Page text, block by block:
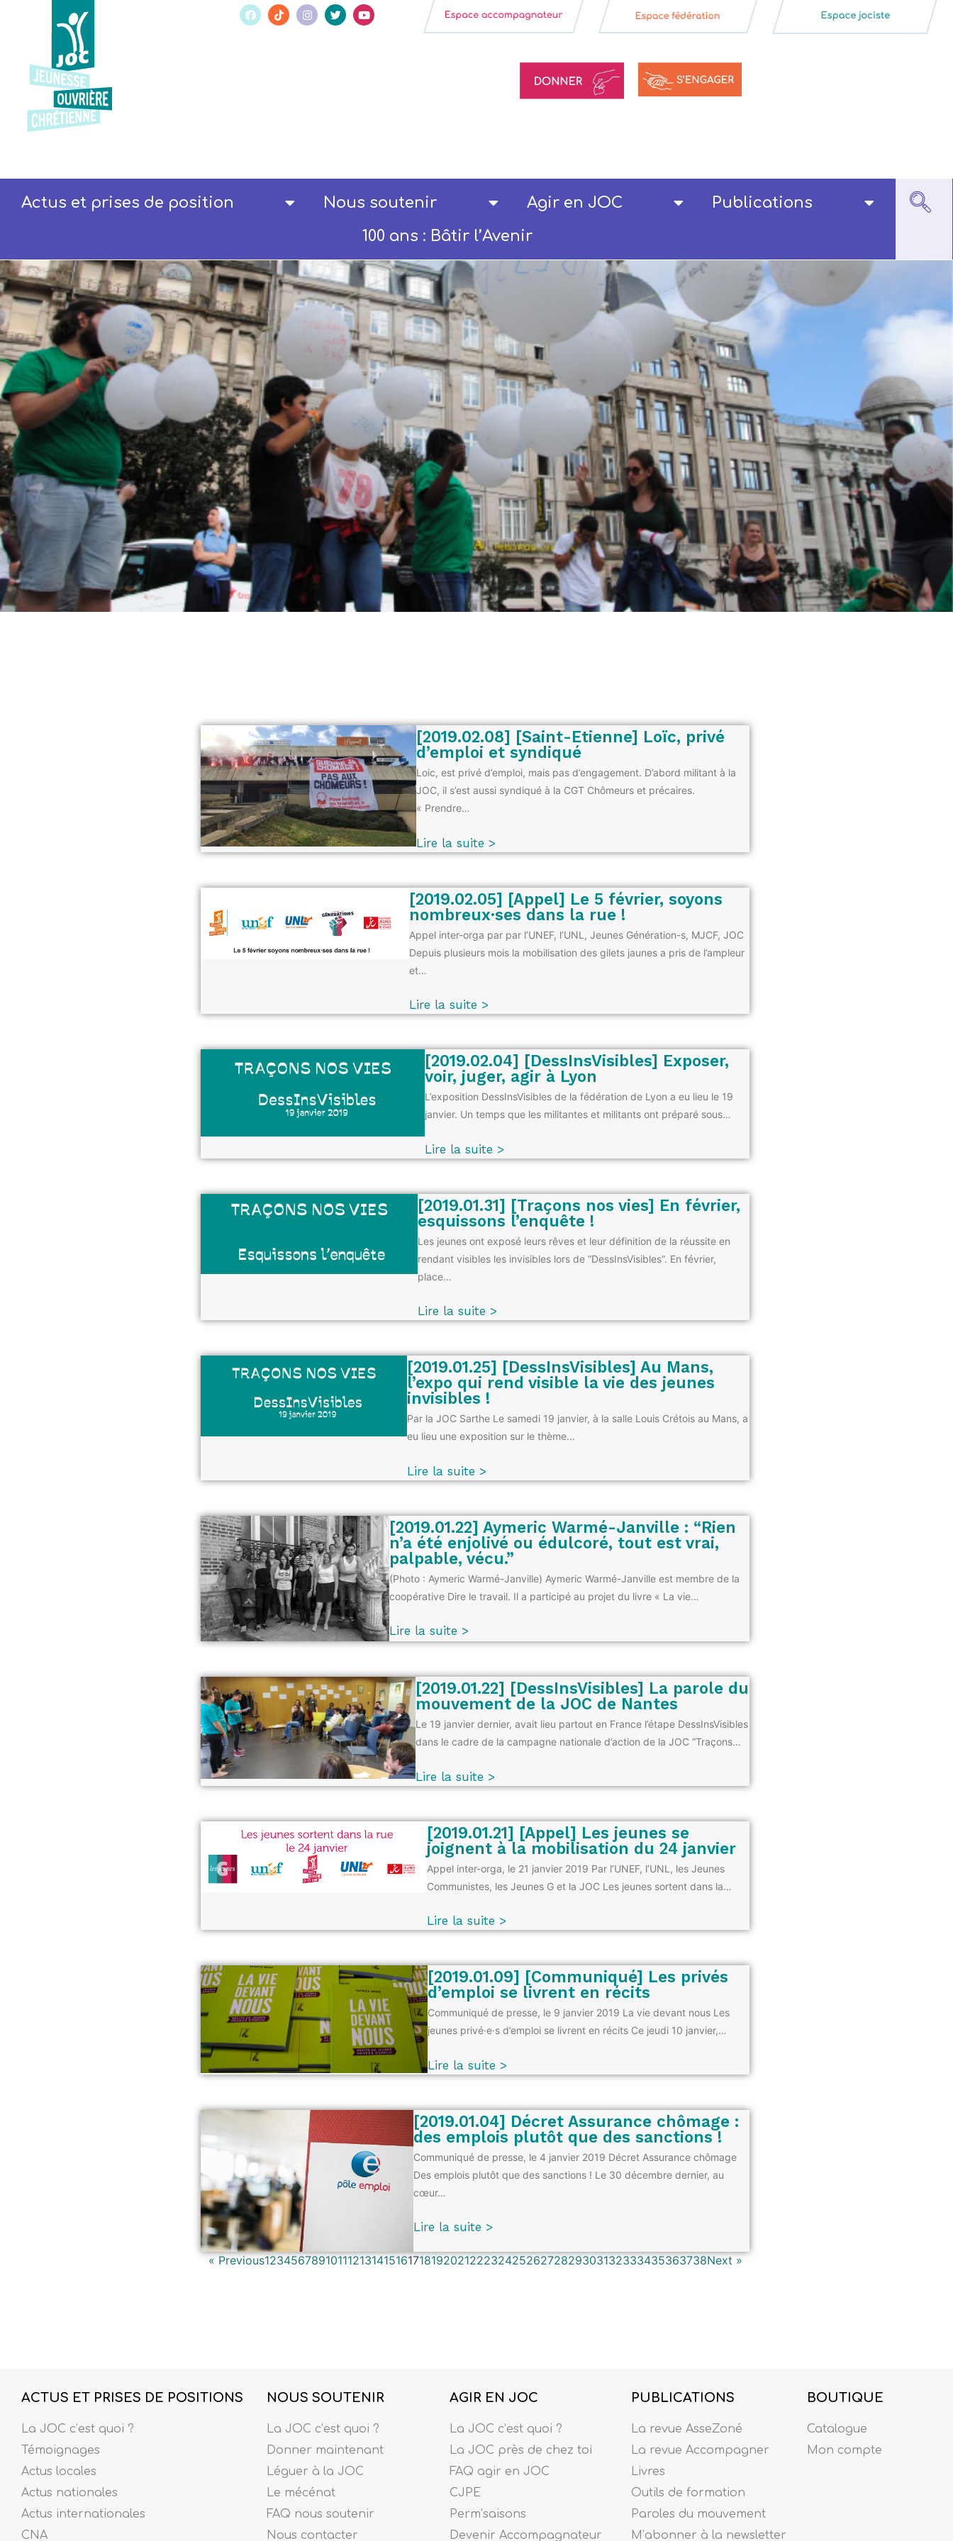
Actus et prises de position Nous soutenir Agir en JOC
Publications
100 ans : Bâtir l’Avenir
[2019.02.08] [Saint-Etienne] Loïc, privé
d’emploi et syndiqué
Loic, est privé d’emploi, mais pas d’engagement. D’abord militant à la
JOC, il s’est aussi syndiqué à la CGT Chômeurs et précaires.
« Prendre…
Lire la suite >
[2019.02.05] [Appel] Le 5 février, soyons
nombreux·ses dans la rue !
Appel inter-orga par par l’UNEF, l’UNL, Jeunes Génération-s, MJCF, JOC
Depuis plusieurs mois la mobilisation des gilets jaunes a pris de l’ampleur
et…
Lire la suite >
[2019.02.04] [DessInsVisibles] Exposer,
voir, juger, agir à Lyon
L’exposition DessInsVisibles de la fédération de Lyon a eu lieu le 19
janvier. Un temps que les militantes et militants ont préparé sous…
Lire la suite >
[2019.01.31] [Traçons nos vies] En février,
esquissons l’enquête !
Les jeunes ont exposé leurs rêves et leur définition de la réussite en
rendant visibles les invisibles lors de “DessInsVisibles”. En février,
place…
Lire la suite >
[2019.01.25] [DessInsVisibles] Au Mans,
l’expo qui rend visible la vie des jeunes
invisibles !
Par la JOC Sarthe Le samedi 19 janvier, à la salle Louis Crétois au Mans, a
eu lieu une exposition sur le thème…
Lire la suite >
[2019.01.22] Aymeric Warmé-Janville : “Rien
n’a été enjolivé ou édulcoré, tout est vrai,
palpable, vécu.”
(Photo : Aymeric Warmé-Janville) Aymeric Warmé-Janville est membre de la
coopérative Dire le travail. Il a participé au projet du livre « La vie…
Lire la suite >
[2019.01.22] [DessInsVisibles] La parole du
mouvement de la JOC de Nantes
Le 19 janvier dernier, avait lieu partout en France l’étape DessInsVisibles
dans le cadre de la campagne nationale d’action de la JOC “Traçons…
Lire la suite >
[2019.01.21] [Appel] Les jeunes se
joignent à la mobilisation du 24 janvier
Appel inter-orga, le 21 janvier 2019 Par l’UNEF, l’UNL, les Jeunes
Communistes, les Jeunes G et la JOC Les jeunes sortent dans la…
Lire la suite >
[2019.01.09] [Communiqué] Les privés
d’emploi se livrent en récits
Communiqué de presse, le 9 janvier 2019 La vie devant nous Les
jeunes privé·e·s d’emploi se livrent en récits Ce jeudi 10 janvier,…
Lire la suite >
[2019.01.04] Décret Assurance chômage :
des emplois plutôt que des sanctions !
Communiqué de presse, le 4 janvier 2019 Décret Assurance chômage
Des emplois plutôt que des sanctions ! Le 30 décembre dernier, au
cœur…
Lire la suite >
« Previous1234567891011121314151617181920212223242526272829303132333435363738Next »
ACTUS ET PRISES DE POSITIONS
La JOC c’est quoi ?
Témoignages
Actus locales
Actus nationales
Actus internationales
CNA
NOUS SOUTENIR
La JOC c’est quoi ?
Donner maintenant
Léguer à la JOC
Le mécénat
FAQ nous soutenir
Nous contacter
AGIR EN JOC
La JOC c’est quoi ?
La JOC près de chez toi
FAQ agir en JOC
CJPE
Perm’saisons
Devenir Accompagnateur
PUBLICATIONS
La revue AsseZoné
La revue Accompagner
Livres
Outils de formation
Paroles du mouvement
M’abonner à la newsletter
BOUTIQUE
Catalogue
Mon compte